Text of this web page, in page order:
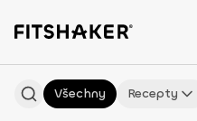
Všechny Recepty